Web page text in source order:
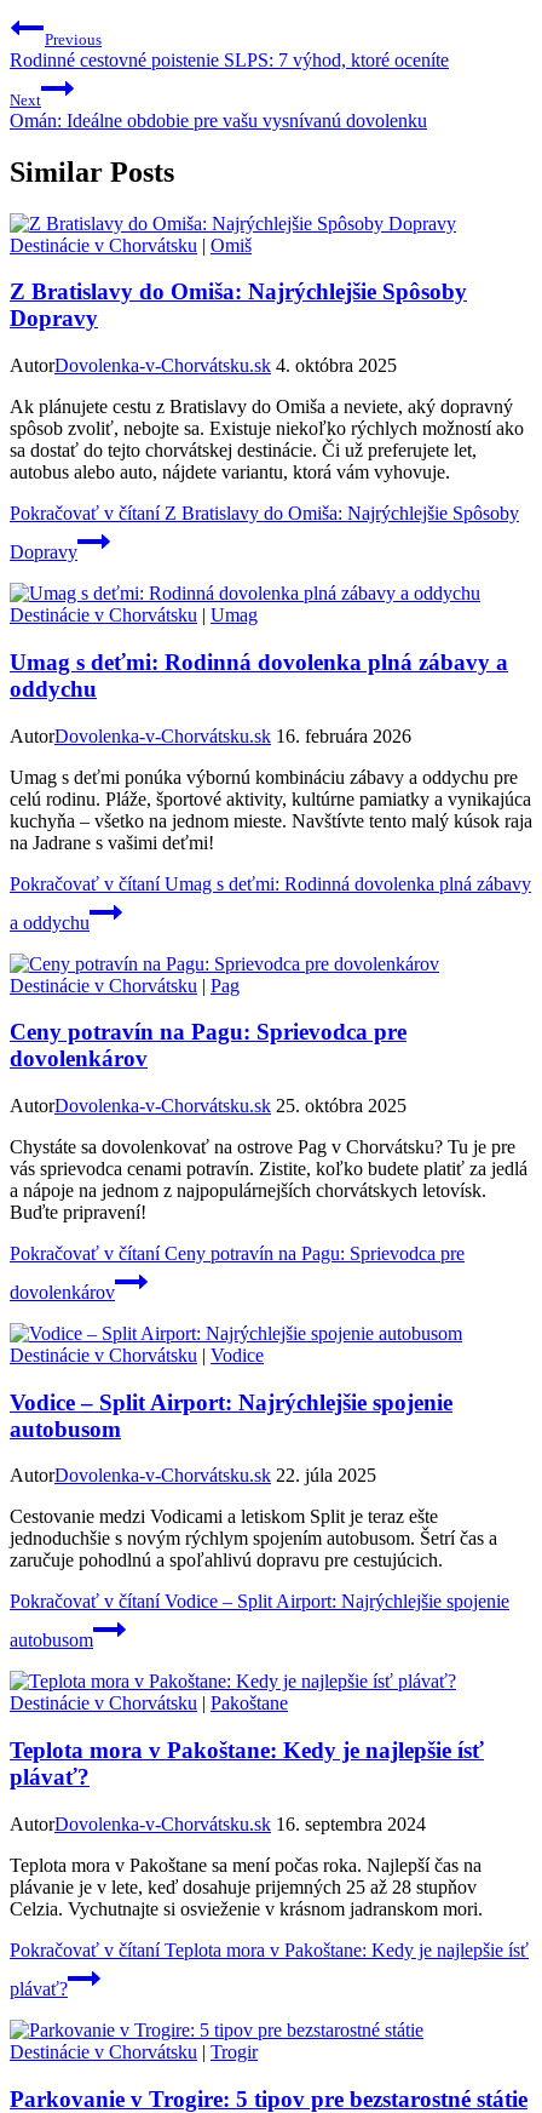
Previous
Rodinné cestovné poistenie SLPS: 7 výhod, ktoré oceníte
Next
Omán: Ideálne obdobie pre vašu vysnívanú dovolenku
Similar Posts
Destinácie v Chorvátsku | Omiš
Z Bratislavy do Omiša: Najrýchlejšie Spôsoby
Dopravy
AutorDovolenka-v-Chorvátsku.sk 4. októbra 2025
Ak plánujete cestu z Bratislavy do Omiša a neviete, aký dopravný
spôsob zvoliť, nebojte sa. Existuje niekoľko rýchlych možností ako
sa dostať do tejto chorvátskej destinácie. Či už preferujete let,
autobus alebo auto, nájdete variantu, ktorá vám vyhovuje.
Pokračovať v čítaníZ Bratislavy do Omiša: Najrýchlejšie Spôsoby
Dopravy
Destinácie v Chorvátsku | Umag
Umag s deťmi: Rodinná dovolenka plná zábavy a
oddychu
AutorDovolenka-v-Chorvátsku.sk 16. februára 2026
Umag s deťmi ponúka výbornú kombináciu zábavy a oddychu pre
celú rodinu. Pláže, športové aktivity, kultúrne pamiatky a vynikajúca
kuchyňa – všetko na jednom mieste. Navštívte tento malý kúsok raja
na Jadrane s vašimi deťmi!
Pokračovať v čítaníUmag s deťmi: Rodinná dovolenka plná zábavy
a oddychu
Destinácie v Chorvátsku | Pag
Ceny potravín na Pagu: Sprievodca pre
dovolenkárov
AutorDovolenka-v-Chorvátsku.sk 25. októbra 2025
Chystáte sa dovolenkovať na ostrove Pag v Chorvátsku? Tu je pre
vás sprievodca cenami potravín. Zistite, koľko budete platiť za jedlá
a nápoje na jednom z najpopulárnejších chorvátskych letovísk.
Buďte pripravení!
Pokračovať v čítaníCeny potravín na Pagu: Sprievodca pre
dovolenkárov
Destinácie v Chorvátsku | Vodice
Vodice – Split Airport: Najrýchlejšie spojenie
autobusom
AutorDovolenka-v-Chorvátsku.sk 22. júla 2025
Cestovanie medzi Vodicami a letiskom Split je teraz ešte
jednoduchšie s novým rýchlym spojením autobusom. Šetrí čas a
zaručuje pohodlnú a spoľahlivú dopravu pre cestujúcich.
Pokračovať v čítaníVodice – Split Airport: Najrýchlejšie spojenie
autobusom
Destinácie v Chorvátsku | Pakoštane
Teplota mora v Pakoštane: Kedy je najlepšie ísť
plávať?
AutorDovolenka-v-Chorvátsku.sk 16. septembra 2024
Teplota mora v Pakoštane sa mení počas roka. Najlepší čas na
plávanie je v lete, keď dosahuje prijemných 25 až 28 stupňov
Celzia. Vychutnajte si osvieženie v krásnom jadranskom mori.
Pokračovať v čítaníTeplota mora v Pakoštane: Kedy je najlepšie ísť
plávať?
Destinácie v Chorvátsku | Trogir
Parkovanie v Trogire: 5 tipov pre bezstarostné státie